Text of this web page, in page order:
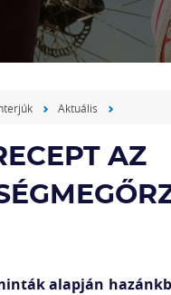
Aktuális
AZ
alapján